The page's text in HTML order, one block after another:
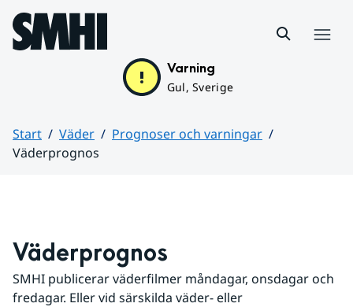
Hoppa till sidans innehåll
Varning
Gul, Sverige
Start Väder
Prognoser och varningar
Väderprognos
Väderprognos
SMHI publicerar väderfilmer måndagar, onsdagar och
fredagar. Eller vid särskilda väder- eller